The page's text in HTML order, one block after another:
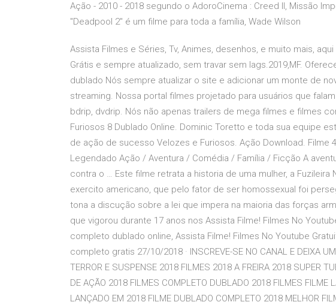
Ação - 2010 - 2018 segundo o AdoroCinema : Creed II, Missão
"Deadpool 2" é um filme para toda a família, Wade Wilson
Assista Filmes e Séries, Tv, Animes, desenhos, e muito mais,
Grátis e sempre atualizado, sem travar sem lags.2019,MF.
dublado Nós sempre atualizar o site e adicionar um monte de
streaming. Nossa portal filmes projetado para usuários que
bdrip, dvdrip. Nós não apenas trailers de mega filmes e filmes
Furiosos 8 Dublado Online. Dominic Toretto e toda sua equipe
de ação de sucesso Velozes e Furiosos. Ação Download. Filme
Legendado Ação / Aventura / Comédia / Família / Ficção A
contra o … Este filme retrata a historia de uma mulher, a Fuzileira
exercito americano, que pelo fator de ser homossexual foi
tona a discução sobre a lei que impera na maioria das forças
que vigorou durante 17 anos nos Assista Filme! Filmes No
completo dublado online, Assista Filme! Filmes No Youtube
completo gratis 27/10/2018 · INSCREVE-SE NO CANAL E DEIXA
TERROR E SUSPENSE 2018 FILMES 2018 A FREIRA 2018 SUPER
DE AÇÃO 2018 FILMES COMPLETO DUBLADO 2018 FILMES FILME
LANÇADO EM 2018 FILME DUBLADO COMPLETO 2018 MELHOR